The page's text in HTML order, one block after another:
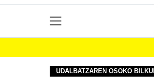
UDALBATZAREN OSOKO